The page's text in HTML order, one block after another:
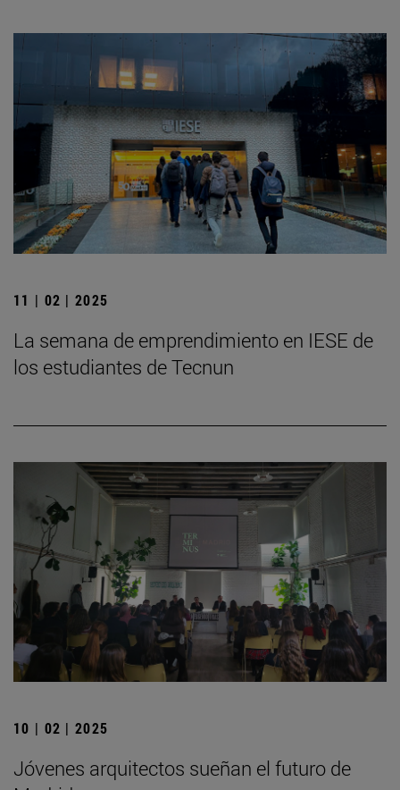
11 | 02 | 2025
La semana de emprendimiento en IESE de
los estudiantes de Tecnun
10 | 02 | 2025
Jóvenes arquitectos sueñan el futuro de